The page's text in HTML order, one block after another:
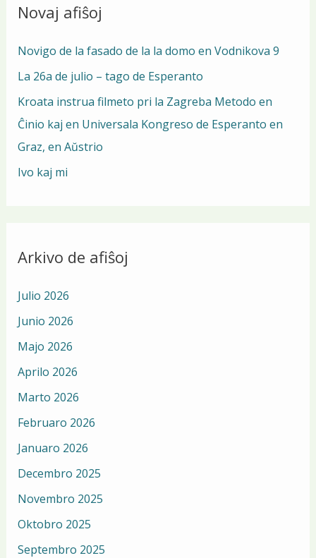
c
f
o
r
:
Novaj afiŝoj
Novigo de la fasado de la la domo en Vodnikova 9
La 26a de julio – tago de Esperanto
Kroata instrua filmeto pri la Zagreba Metodo en
Ĉinio kaj en Universala Kongreso de Esperanto en
Graz, en Aŭstrio
Ivo kaj mi
Arkivo de afiŝoj
Julio 2026
Junio 2026
Majo 2026
Aprilo 2026
Marto 2026
Februaro 2026
Januaro 2026
Decembro 2025
Novembro 2025
Oktobro 2025
Septembro 2025